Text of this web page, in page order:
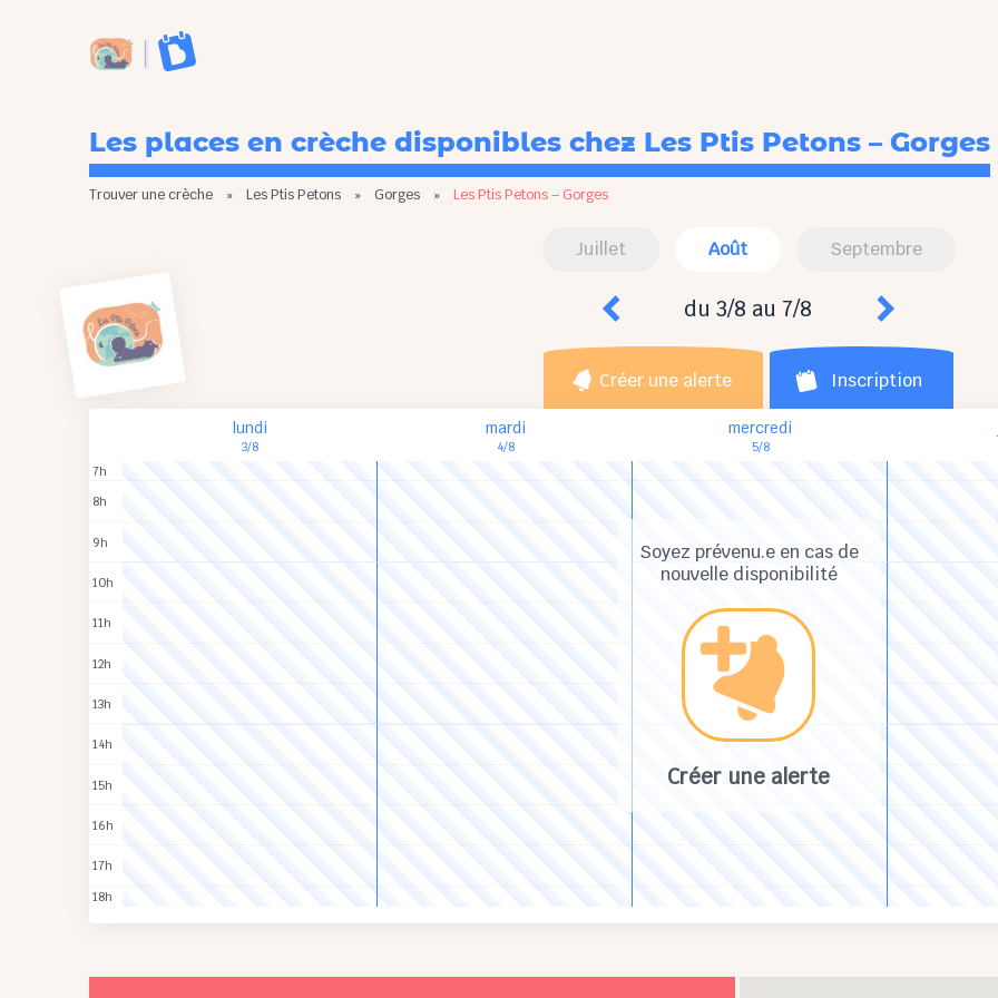
Les places en crèche disponibles chez Les Ptis Petons – Gorges
Trouver une crèche » Les Ptis Petons » Gorges » Les Ptis Petons – Gorges
Juillet Août Septembre
du 3/8 au 7/8
Créer une alerte Inscription
Soyez prévenu.e en cas de
nouvelle disponibilité
Créer une alerte
lundi
3/8
mardi
4/8
mercredi
5/8
7h
8h
9h
10h
11h
12h
13h
14h
15h
16h
17h
18h